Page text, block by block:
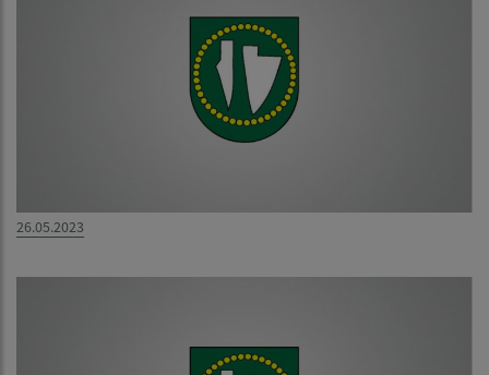
26.05.2023